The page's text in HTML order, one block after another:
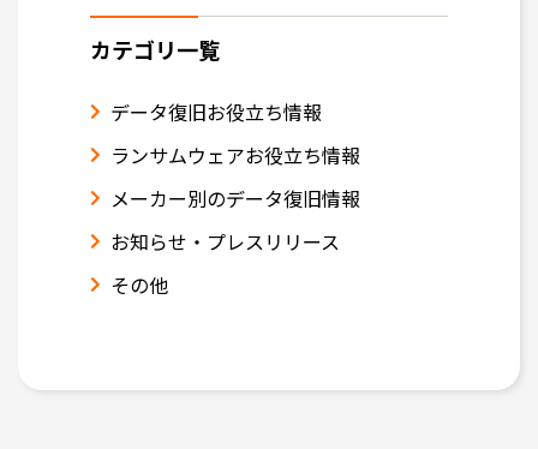
カテゴリ一覧
データ復旧お役立ち情報
ランサムウェアお役立ち情報
メーカー別のデータ復旧情報
お知らせ・プレスリリース
その他